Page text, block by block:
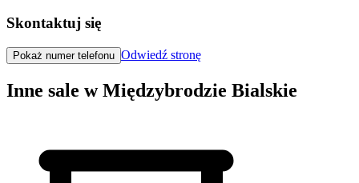
Skontaktuj się
Pokaż numer telefonu Odwiedź stronę
Inne sale w Międzybrodzie Bialskie